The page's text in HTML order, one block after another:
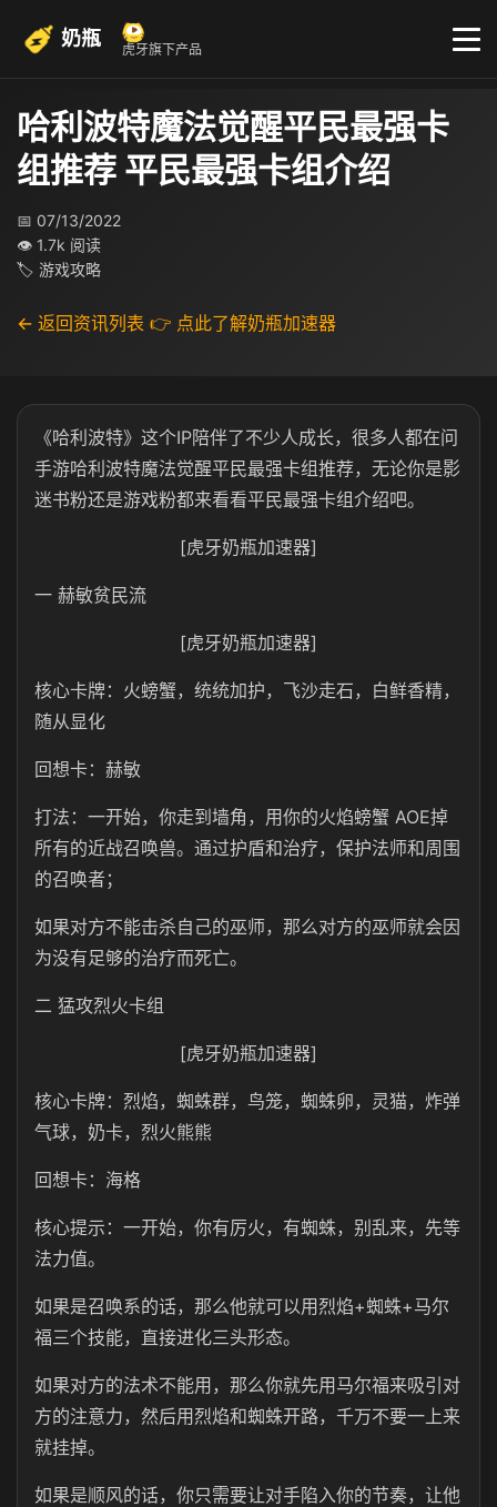
奶瓶 虎牙旗下产品
哈利波特魔法觉醒平民最强卡
组推荐 平民最强卡组介绍
📅 07/13/2022
👁 1.7k 阅读
🏷 游戏攻略
← 返回资讯列表 👉 点此了解奶瓶加速器
《哈利波特》这个IP陪伴了不少人成长，很多人都在问
手游哈利波特魔法觉醒平民最强卡组推荐，无论你是影
迷书粉还是游戏粉都来看看平民最强卡组介绍吧。
[虎牙奶瓶加速器]
一 赫敏贫民流
[虎牙奶瓶加速器]
核心卡牌：火螃蟹，统统加护，飞沙走石，白鲜香精，
随从显化
回想卡：赫敏
打法：一开始，你走到墙角，用你的火焰螃蟹 AOE掉
所有的近战召唤兽。通过护盾和治疗，保护法师和周围
的召唤者；
如果对方不能击杀自己的巫师，那么对方的巫师就会因
为没有足够的治疗而死亡。
二 猛攻烈火卡组
[虎牙奶瓶加速器]
核心卡牌：烈焰，蜘蛛群，鸟笼，蜘蛛卵，灵猫，炸弹
气球，奶卡，烈火熊熊
回想卡：海格
核心提示：一开始，你有厉火，有蜘蛛，别乱来，先等
法力值。
如果是召唤系的话，那么他就可以用烈焰+蜘蛛+马尔
福三个技能，直接进化三头形态。
如果对方的法术不能用，那么你就先用马尔福来吸引对
方的注意力，然后用烈焰和蜘蛛开路，千万不要一上来
就挂掉。
如果是顺风的话，你只需要让对手陷入你的节奏，让他